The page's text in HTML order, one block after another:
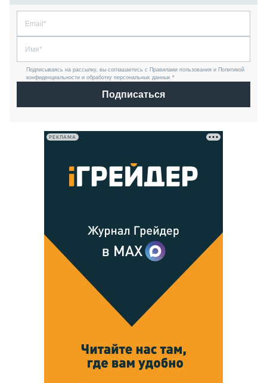
Подписываясь на рассылку, вы соглашаетесь с Правилами пользования и Политикой
конфиденциальности и обработку персональных данных *
Подписаться
РЕКЛАМА